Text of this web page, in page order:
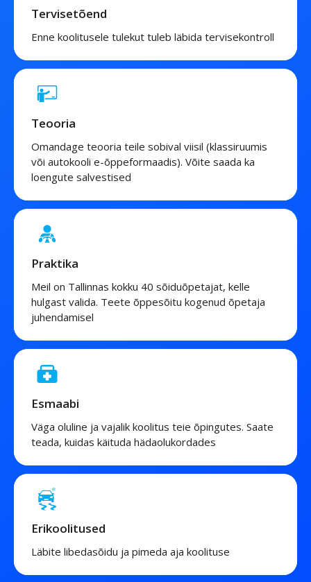
Tervisetõend
Enne koolitusele tulekut tuleb läbida tervisekontroll
Teooria
Omandage teooria teile sobival viisil (klassiruumis
või autokooli e-õppeformaadis). Võite saada ka
loengute salvestised
Praktika
Meil on Tallinnas kokku 40 sõiduõpetajat, kelle
hulgast valida. Teete õppesõitu kogenud õpetaja
juhendamisel
Esmaabi
Väga oluline ja vajalik koolitus teie õpingutes. Saate
teada, kuidas käituda hädaolukordades
Erikoolitused
Läbite libedasõidu ja pimeda aja koolituse